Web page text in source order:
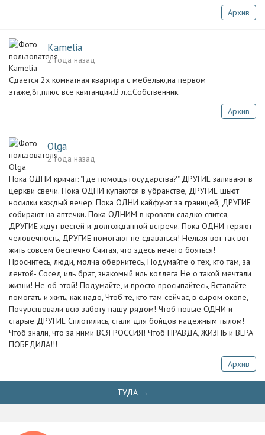
Архив
Kamelia
2 года назад
Сдается 2х комнатная квартира с мебелью,на первом
этаже,8т,плюс все квитанции.В л.с.Собственник.
Архив
Olga
2 года назад
Пока ОДНИ кричат: "Где помощь государства?" ДРУГИЕ заливают в
церкви свечи. Пока ОДНИ купаются в убранстве, ДРУГИЕ шьют
носилки каждый вечер. Пока ОДНИ кайфуют за границей, ДРУГИЕ
собирают на аптечки. Пока ОДНИМ в кровати сладко спится,
ДРУГИЕ ждут вестей и долгожданной встречи. Пока ОДНИ теряют
человечность, ДРУГИЕ помогают не сдаваться! Нельзя вот так вот
жить совсем беспечно Считая, что здесь нечего бояться!
Проснитесь, люди, молча обернитесь, Подумайте о тех, кто там, за
лентой- Сосед иль брат, знакомый иль коллега Не о такой мечтали
жизни! Не об этой! Подумайте, и просто просыпайтесь, Вставайте-
помогать и жить, как надо, Чтоб те, кто там сейчас, в сыром окопе,
Почувствовали всю заботу нашу рядом! Чтоб новые ОДНИ и
старые ДРУГИЕ Сплотились, стали для бойцов надежным тылом!
Чтоб знали, что за ними ВСЯ РОССИЯ! Чтоб ПРАВДА, ЖИЗНЬ и ВЕРА
ПОБЕДИЛА!!!
Архив
ТУДА →